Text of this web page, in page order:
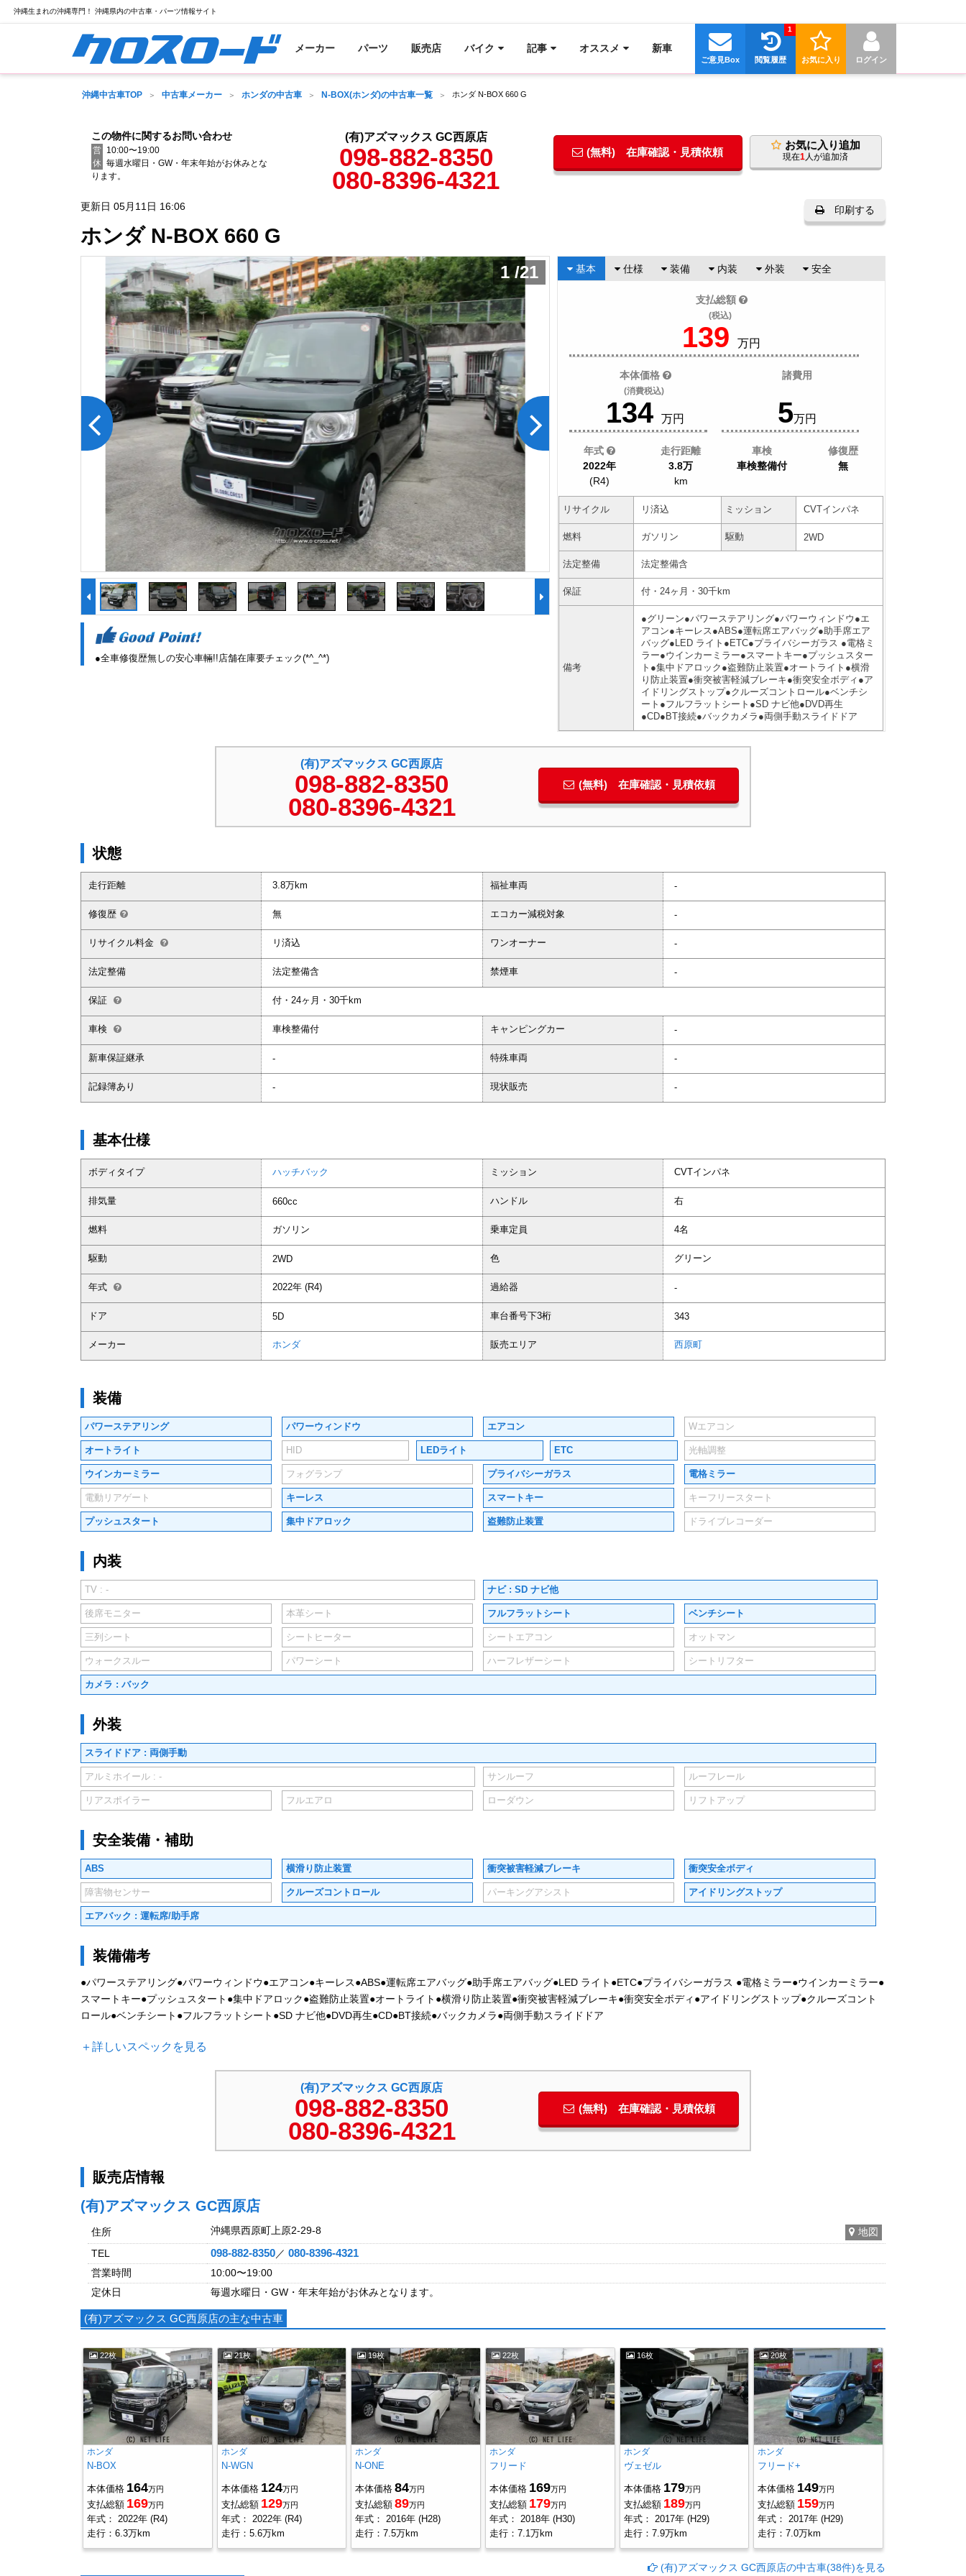
沖縄生まれの沖縄専門！ 沖縄県内の中古車・パーツ情報サイト
メーカー パーツ 販売店 バイク 記事 オススメ 新車
ログイン
お気に入り
閲覧履歴
1
ご意見Box
沖縄中古車TOP 中古車メーカー ホンダの中古車 N-BOX(ホンダ)の中古車一覧 ホンダ N-BOX 660 G
この物件に関するお問い合わせ
営 10:00〜19:00
休 毎週水曜日・GW・年末年始がお休みとな
ります。
(有)アズマックス GC西原店
098-882-8350
080-8396-4321
(無料) 在庫確認・見積依頼
お気に入り追加
現在1人が追加済
更新日 05月11日 16:06 印刷する
ホンダ N-BOX 660 G
基本 仕様 装備 内装 外装 安全
支払総額
(税込)
139万円
本体価格
(消費税込)
134万円
諸費用
5万円
年式
2022年
(R4)
走行距離
3.8万
km
車検
車検整備付
修復歴
無
リサイクル リ済込 ミッション CVTインパネ
燃料 ガソリン 駆動 2WD
法定整備 法定整備含
保証 付・24ヶ月・30千km
備考
●グリーン●パワーステアリング●パワーウィンドウ●エ
アコン●キーレス●ABS●運転席エアバッグ●助手席エア
バッグ●LED ライト●ETC●プライバシーガラス ●電格ミ
ラー●ウインカーミラー●スマートキー●プッシュスター
ト●集中ドアロック●盗難防止装置●オートライト●横滑
り防止装置●衝突被害軽減ブレーキ●衝突安全ボディ●ア
イドリングストップ●クルーズコントロール●ベンチシ
ート●フルフラットシート●SD ナビ他●DVD再生
●CD●BT接続●バックカメラ●両側手動スライドドア
1/21
●全車修復歴無しの安心車輛!!店舗在庫要チェック(*^_^*)
(有)アズマックス GC西原店
098-882-8350
080-8396-4321
(無料) 在庫確認・見積依頼
状態
走行距離 3.8万km 福祉車両 -
修復歴 無 エコカー減税対象 -
リサイクル料金 リ済込 ワンオーナー -
法定整備 法定整備含 禁煙車 -
保証 付・24ヶ月・30千km
車検 車検整備付 キャンピングカー -
新車保証継承 - 特殊車両 -
記録簿あり - 現状販売 -
基本仕様
ボディタイプ ハッチバック ミッション CVTインパネ
排気量 660cc ハンドル 右
燃料 ガソリン 乗車定員 4名
駆動 2WD 色 グリーン
年式 2022年 (R4) 過給器 -
ドア 5D 車台番号下3桁 343
メーカー ホンダ 販売エリア 西原町
装備
パワーステアリング パワーウィンドウ エアコン Wエアコン
オートライト HID LEDライト ETC 光軸調整
ウインカーミラー フォグランプ プライバシーガラス 電格ミラー
電動リアゲート キーレス スマートキー キーフリースタート
プッシュスタート 集中ドアロック 盗難防止装置 ドライブレコーダー
内装
TV : - ナビ : SD ナビ他
後席モニター 本革シート フルフラットシート ベンチシート
三列シート シートヒーター シートエアコン オットマン
ウォークスルー パワーシート ハーフレザーシート シートリフター
カメラ : バック
外装
スライドドア : 両側手動
アルミホイール : - サンルーフ ルーフレール
リアスポイラー フルエアロ ローダウン リフトアップ
安全装備・補助
ABS 横滑り防止装置 衝突被害軽減ブレーキ 衝突安全ボディ
障害物センサー クルーズコントロール パーキングアシスト アイドリングストップ
エアバック : 運転席/助手席
装備備考
●パワーステアリング●パワーウィンドウ●エアコン●キーレス●ABS●運転席エアバッグ●助手席エアバッグ●LED ライト●ETC●プライバシーガラス ●電格ミラー●ウインカーミラー●
スマートキー●プッシュスタート●集中ドアロック●盗難防止装置●オートライト●横滑り防止装置●衝突被害軽減ブレーキ●衝突安全ボディ●アイドリングストップ●クルーズコント
ロール●ベンチシート●フルフラットシート●SD ナビ他●DVD再生●CD●BT接続●バックカメラ●両側手動スライドドア
＋詳しいスペックを見る
(有)アズマックス GC西原店
098-882-8350
080-8396-4321
(無料) 在庫確認・見積依頼
販売店情報
(有)アズマックス GC西原店
住所 沖縄県西原町上原2-29-8
地図
TEL
098-882-8350／ 080-8396-4321
営業時間
10:00〜19:00
定休日
毎週水曜日・GW・年末年始がお休みとなります。
(有)アズマックス GC西原店の主な中古車
22枚
ホンダ
N-BOX
本体価格 164万円
支払総額 169万円
年式： 2022年 (R4)
走行： 6.3万km
21枚
ホンダ
N-WGN
本体価格 124万円
支払総額 129万円
年式： 2022年 (R4)
走行： 5.6万km
19枚
ホンダ
N-ONE
本体価格 84万円
支払総額 89万円
年式： 2016年 (H28)
走行：7.5万km
22枚
ホンダ
フリード
本体価格 169万円
支払総額 179万円
年式： 2018年 (H30)
走行： 7.1万km
16枚
ホンダ
ヴェゼル
本体価格 179万円
支払総額 189万円
年式： 2017年 (H29)
走行： 7.9万km
20枚
ホンダ
フリード+
本体価格 149万円
支払総額 159万円
年式： 2017年 (H29)
走行：7.0万km
(有)アズマックス GC西原店の中古車(38件)を見る